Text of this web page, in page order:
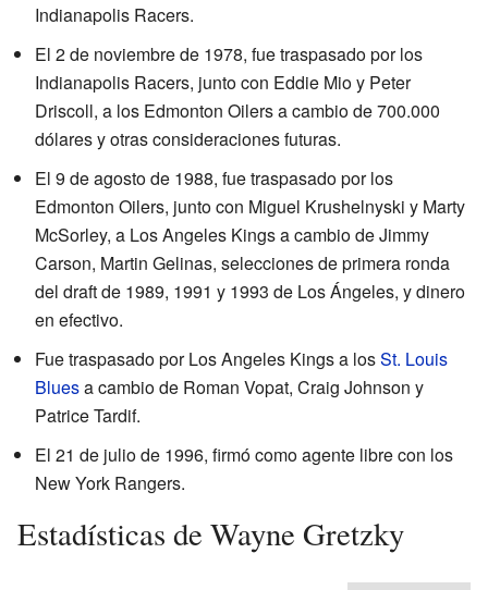
Indianapolis Racers.
El 2 de noviembre de 1978, fue traspasado por los
Indianapolis Racers, junto con Eddie Mio y Peter
Driscoll, a los Edmonton Oilers a cambio de 700.000
dólares y otras consideraciones futuras.
El 9 de agosto de 1988, fue traspasado por los
Edmonton Oilers, junto con Miguel Krushelnyski y Marty
McSorley, a Los Angeles Kings a cambio de Jimmy
Carson, Martin Gelinas, selecciones de primera ronda
del draft de 1989, 1991 y 1993 de Los Ángeles, y dinero
en efectivo.
Fue traspasado por Los Angeles Kings a losSt. Louis
Bluesa cambio de Roman Vopat, Craig Johnson y
Patrice Tardif.
El 21 de julio de 1996, firmó como agente libre con los
New York Rangers.
Estadísticas de Wayne Gretzky